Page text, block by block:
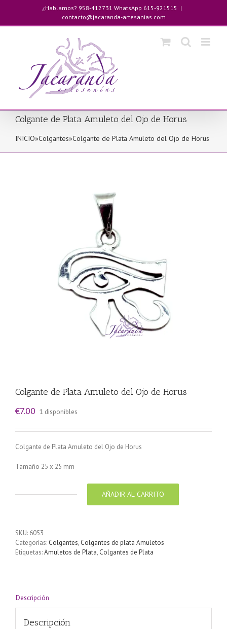
contenido
¿Hablamos? 958-412731 WhatsApp 615-921515 |
contacto@jacaranda-artesanias.com
Colgante de Plata Amuleto del Ojo de Horus
INICIO»Colgantes»Colgante de Plata Amuleto del Ojo de Horus
Colgante de Plata Amuleto del Ojo de Horus
€7.00 1 disponibles
Colgante de Plata Amuleto del Ojo de Horus
Tamaño 25 x 25 mm
Ojo
de
AÑADIR AL CARRITO
SKU: 6053
Categorías: Colgantes, Colgantes de plata Amuletos
Etiquetas:Amuletos de Plata, Colgantes de Plata
Descripción
Descripción